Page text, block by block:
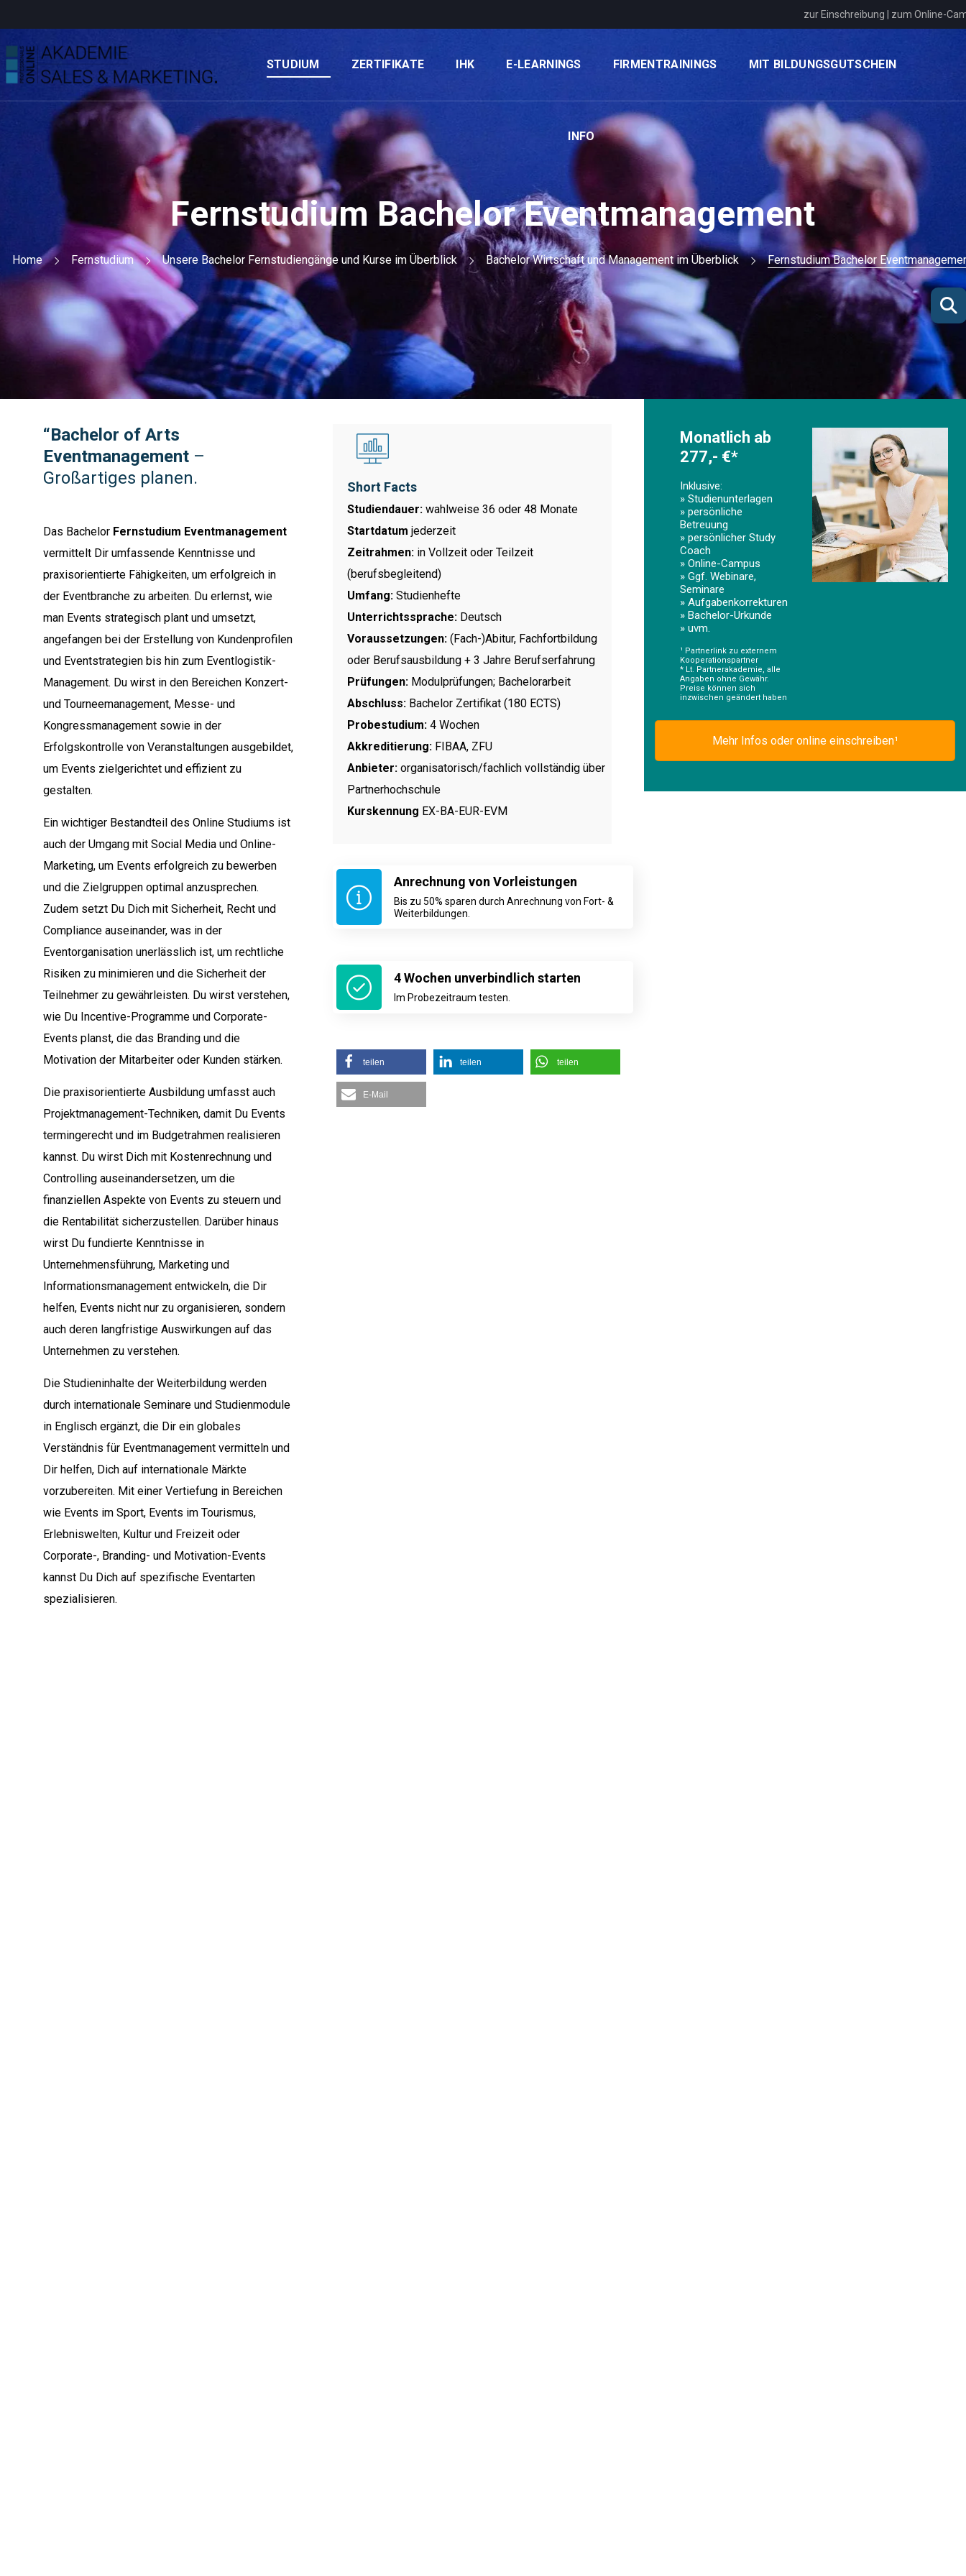
zur Einschreibung zum Online-
STUDIUM ZERTIFIKATE IHK E-LEARNINGS FIRMENTRAININGS MIT BILDUNGSGUTSCHEIN
INFO
Fernstudium Bachelor Eventmanagement
Home Fernstudium Unsere Bachelor Fernstudiengänge und Kurse im Überblick Bachelor Wirtschaft und Management im Überblick Fernstudium Bachelor
“Bachelor of Arts
Eventmanagement –
Großartiges planen.
Das Bachelor Fernstudium Eventmanagement
vermittelt Dir umfassende Kenntnisse und
praxisorientierte Fähigkeiten, um erfolgreich in
der Eventbranche zu arbeiten. Du erlernst, wie
man Events strategisch plant und umsetzt,
angefangen bei der Erstellung von Kundenprofilen
und Eventstrategien bis hin zum Eventlogistik-
Management. Du wirst in den Bereichen Konzert-
und Tourneemanagement, Messe- und
Kongressmanagement sowie in der
Erfolgskontrolle von Veranstaltungen ausgebildet,
um Events zielgerichtet und effizient zu
gestalten.
Ein wichtiger Bestandteil des Online Studiums ist
auch der Umgang mit Social Media und Online-
Marketing, um Events erfolgreich zu bewerben
und die Zielgruppen optimal anzusprechen.
Zudem setzt Du Dich mit Sicherheit, Recht und
Compliance auseinander, was in der
Eventorganisation unerlässlich ist, um rechtliche
Risiken zu minimieren und die Sicherheit der
Teilnehmer zu gewährleisten. Du wirst verstehen,
wie Du Incentive-Programme und Corporate-
Events planst, die das Branding und die
Motivation der Mitarbeiter oder Kunden stärken.
Die praxisorientierte Ausbildung umfasst auch
Projektmanagement-Techniken, damit Du Events
termingerecht und im Budgetrahmen realisieren
kannst. Du wirst Dich mit Kostenrechnung und
Controlling auseinandersetzen, um die
finanziellen Aspekte von Events zu steuern und
die Rentabilität sicherzustellen. Darüber hinaus
wirst Du fundierte Kenntnisse in
Unternehmensführung, Marketing und
Informationsmanagement entwickeln, die Dir
helfen, Events nicht nur zu organisieren, sondern
auch deren langfristige Auswirkungen auf das
Unternehmen zu verstehen.
Die Studieninhalte der Weiterbildung werden
durch internationale Seminare und Studienmodule
in Englisch ergänzt, die Dir ein globales
Verständnis für Eventmanagement vermitteln und
Dir helfen, Dich auf internationale Märkte
vorzubereiten. Mit einer Vertiefung in Bereichen
wie Events im Sport, Events im Tourismus,
Erlebniswelten, Kultur und Freizeit oder
Corporate-, Branding- und Motivation-Events
kannst Du Dich auf spezifische Eventarten
spezialisieren.
Short Facts
Studiendauer: wahlweise 36 oder 48 Monate
Startdatum jederzeit
Zeitrahmen: in Vollzeit oder Teilzeit
(berufsbegleitend)
Umfang: Studienhefte
Unterrichtssprache: Deutsch
Voraussetzungen: (Fach-)Abitur, Fachfortbildung
oder Berufsausbildung + 3 Jahre Berufserfahrung
Prüfungen: Modulprüfungen; Bachelorarbeit
Abschluss: Bachelor Zertifikat (180 ECTS)
Probestudium: 4 Wochen
Akkreditierung: FIBAA, ZFU
Anbieter: organisatorisch/fachlich vollständig über
Partnerhochschule
Kurskennung EX-BA-EUR-EVM
Anrechnung von Vorleistungen
Bis zu 50% sparen durch Anrechnung von Fort- &
Weiterbildungen.
4 Wochen unverbindlich starten
Im Probezeitraum testen.
teilen teilen teilen
E-Mail
Monatlich ab
277,- €*
Inklusive:
» Studienunterlagen
» persönliche
Betreuung
» persönlicher Study
Coach
» Online-Campus
» Ggf. Webinare,
Seminare
» Aufgabenkorrekturen
» Bachelor-Urkunde
» uvm.
¹ Partnerlink zu externem
Kooperationspartner
* Lt. Partnerakademie, alle
Angaben ohne Gewähr.
Preise können sich
inzwischen geändert haben
Mehr Infos oder online einschreiben¹